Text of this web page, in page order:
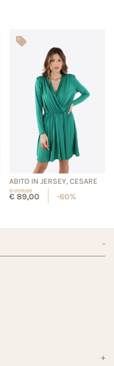
ABITO IN JERSEY, CESARE
€228,00
€89,00 -60%